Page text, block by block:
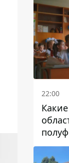
22:00
2026